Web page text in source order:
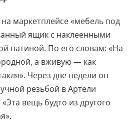
маркетплейсе «мебель под
ящик с наклеенными
патиной. По его словам: «На
а вживую — как
Через две недели он
резьбой в Артели
вещь будто из другого